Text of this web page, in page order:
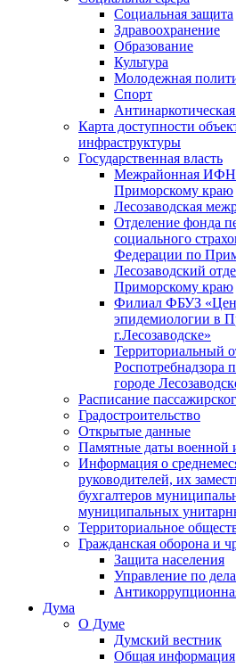
Социальная защита
Здравоохранение
Образование
Культура
Молодежная
Спорт
Антинаркотическая
Карта доступности
инфраструктуры
Государственная власть
Межрайонная
Приморскому краю
Лесозаводская
Отделение фонда
социального
Федерации по
Лесозаводский
Приморскому краю
Филиал ФБУЗ
эпидемиологии в
г.Лесозаводске»
Территориальный
Роспотребнадзора
городе
Расписание
Градостроительство
Открытые данные
Памятные даты военной
Информация о
руководителей, их
бухгалтеров
муниципальных
Территориальное
Гражданская оборона и
Защита населения
Управление по
Дума
О Думе
Думский вестник
Общая информация